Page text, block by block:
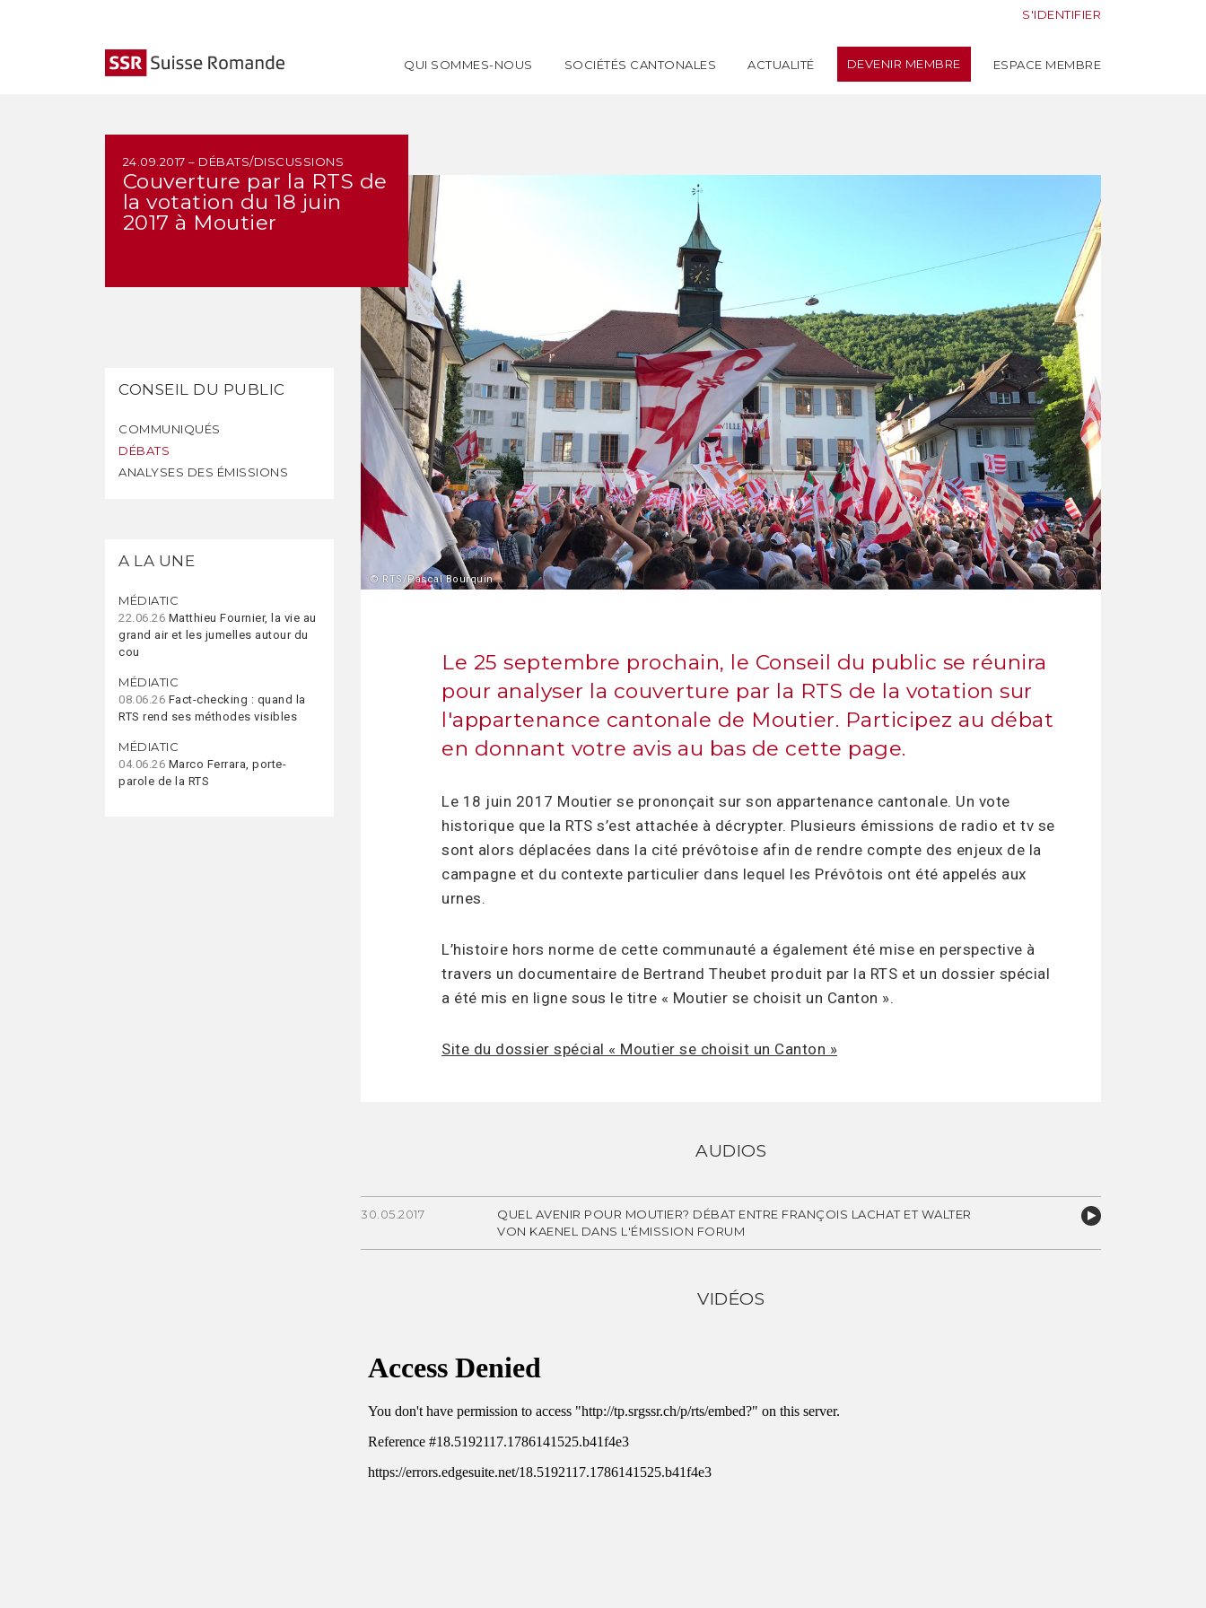
QUI SOMMES-NOUS SOCIÉTÉS CANTONALES ACTUALITÉ DEVENIR MEMBRE ESPACE MEMBRE
S'IDENTIFIER
CONSEIL DU PUBLIC
COMMUNIQUÉS
DÉBATS
ANALYSES DES ÉMISSIONS
A LA UNE
MÉDIATIC
22.06.26 Matthieu Fournier, la vie au
grand air et les jumelles autour du
cou
MÉDIATIC
08.06.26 Fact-checking : quand la
RTS rend ses méthodes visibles
MÉDIATIC
04.06.26 Marco Ferrara, porte-
parole de la RTS
24.09.2017 – DÉBATS/DISCUSSIONS
Couverture par la RTS de
la votation du 18 juin
2017 à Moutier
© RTS/Pascal Bourquin
Le 25 septembre prochain, le Conseil du public se réunira
pour analyser la couverture par la RTS de la votation sur
l'appartenance cantonale de Moutier. Participez au débat
en donnant votre avis au bas de cette page.
Le 18 juin 2017 Moutier se prononçait sur son appartenance cantonale. Un vote
historique que la RTS s’est attachée à décrypter. Plusieurs émissions de radio et tv se
sont alors déplacées dans la cité prévôtoise afin de rendre compte des enjeux de la
campagne et du contexte particulier dans lequel les Prévôtois ont été appelés aux
urnes.
L’histoire hors norme de cette communauté a également été mise en perspective à
travers un documentaire de Bertrand Theubet produit par la RTS et un dossier spécial
a été mis en ligne sous le titre « Moutier se choisit un Canton ».
Site du dossier spécial « Moutier se choisit un Canton »
AUDIOS
30.05.2017
QUEL AVENIR POUR MOUTIER? DÉBAT ENTRE FRANÇOIS LACHAT ET WALTER
VON KAENEL DANS L'ÉMISSION FORUM
VIDÉOS